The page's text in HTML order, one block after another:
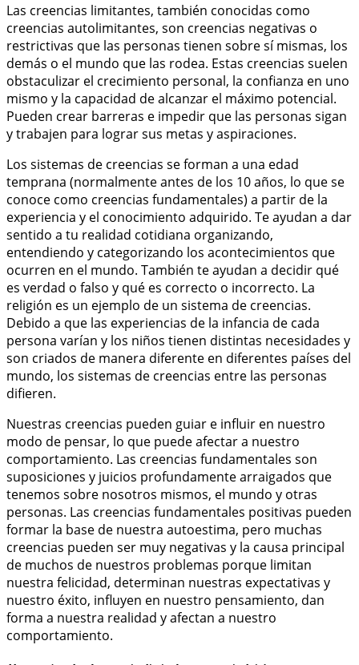
Las creencias limitantes, también conocidas como
creencias autolimitantes, son creencias negativas o
restrictivas que las personas tienen sobre sí mismas, los
demás o el mundo que las rodea. Estas creencias suelen
obstaculizar el crecimiento personal, la confianza en uno
mismo y la capacidad de alcanzar el máximo potencial.
Pueden crear barreras e impedir que las personas sigan
y trabajen para lograr sus metas y aspiraciones.
Los sistemas de creencias se forman a una edad
temprana (normalmente antes de los 10 años, lo que se
conoce como creencias fundamentales) a partir de la
experiencia y el conocimiento adquirido. Te ayudan a dar
sentido a tu realidad cotidiana organizando,
entendiendo y categorizando los acontecimientos que
ocurren en el mundo. También te ayudan a decidir qué
es verdad o falso y qué es correcto o incorrecto. La
religión es un ejemplo de un sistema de creencias.
Debido a que las experiencias de la infancia de cada
persona varían y los niños tienen distintas necesidades y
son criados de manera diferente en diferentes países del
mundo, los sistemas de creencias entre las personas
difieren.
Nuestras creencias pueden guiar e influir en nuestro
modo de pensar, lo que puede afectar a nuestro
comportamiento. Las creencias fundamentales son
suposiciones y juicios profundamente arraigados que
tenemos sobre nosotros mismos, el mundo y otras
personas. Las creencias fundamentales positivas pueden
formar la base de nuestra autoestima, pero muchas
creencias pueden ser muy negativas y la causa principal
de muchos de nuestros problemas porque limitan
nuestra felicidad, determinan nuestras expectativas y
nuestro éxito, influyen en nuestro pensamiento, dan
forma a nuestra realidad y afectan a nuestro
comportamiento.